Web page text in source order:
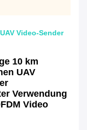
Video-Sender
10 km
UAV
Verwendung
Video